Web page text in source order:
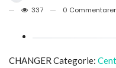
337
0
CHANGER Categorie: